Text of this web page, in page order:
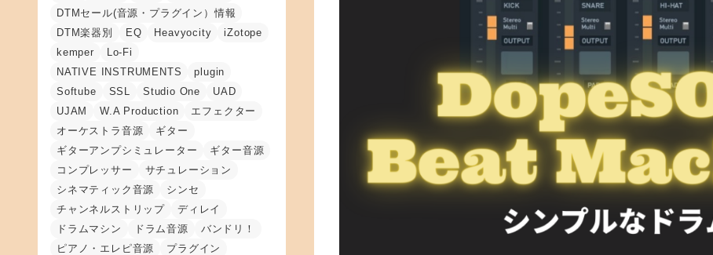
DTMセール(音源・プラグイン）情報
DTM楽器別
EQ Heavyocity
iZotope
kemper
Lo-Fi
NATIVE INSTRUMENTS
plugin
Softube
SSL Studio One
UAD
UJAM
W.A Production
エフェクター
オーケストラ音源
ギター
ギターアンプシミュレーター
ギター音源
コンプレッサー
サチュレーション
シネマティック音源
シンセ
チャンネルストリップ
ディレイ
ドラムマシン
ドラム音源
バンドリ！
ピアノ・エレピ音源
プラグイン